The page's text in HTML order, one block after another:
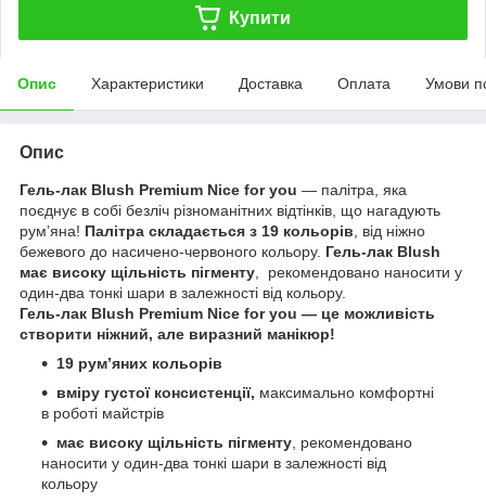
Купити
Опис Характеристики Доставка Оплата Умови
Опис
Гель-лак Blush Premium Nice for you — палітра, яка
поєднує в собі безліч різноманітних відтінків, що нагадують
рум’яна! Палітра складається з 19 кольорів , від ніжно
бежевого до насичено-червоного кольору. Гель-лак Blush
має високу щільність пігменту , рекомендовано наносити у
один-два тонкі шари в залежності від кольору.
Гель-лак Blush Premium Nice for you — це можливість
створити ніжний, але виразний манікюр!
19 рум’яних кольорів
вміру густої консистенції, максимально комфортні
в роботі майстрів
має високу щільність пігменту , рекомендовано
наносити у один-два тонкі шари в залежності від
кольору